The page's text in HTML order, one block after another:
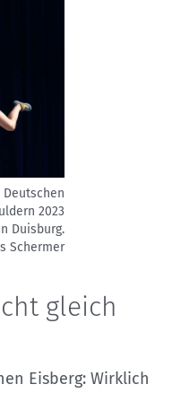
2023
Duisburg.
Schermer
gleich
Eisberg: Wirklich